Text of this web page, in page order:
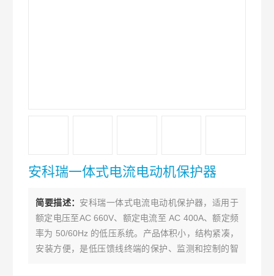
安科瑞一体式电流电动机保护器
简要描述： 安科瑞一体式电流电动机保护器，适用于
额定电压至AC 660V、额定电流至 AC 400A、额定频
率为 50/60Hz 的低压系统。产品体积小，结构紧凑，
安装方便，是低压馈线终端的保护、监测和控制的智